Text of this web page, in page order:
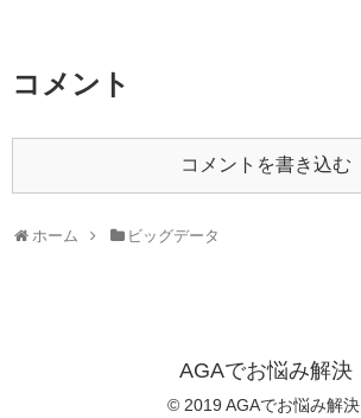
コメント
コメントを書き込む
ホーム ビッグデータ
AGAでお悩み解決
© 2019 AGAでお悩み解決.